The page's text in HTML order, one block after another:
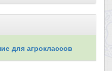
для агроклассов